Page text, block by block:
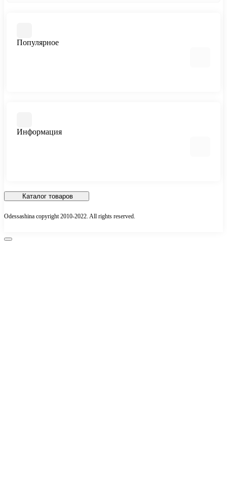
Популярное
Легковые шины
Информация
Оплата и доставка
Каталог товаров
Odessashina copyright 2010-2022. All rights reserved.